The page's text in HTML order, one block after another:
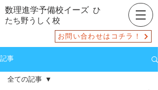
数理進学予備校イーズ ひ
たち野うしく校
お問い合わせはコチラ！
記事
全ての記事